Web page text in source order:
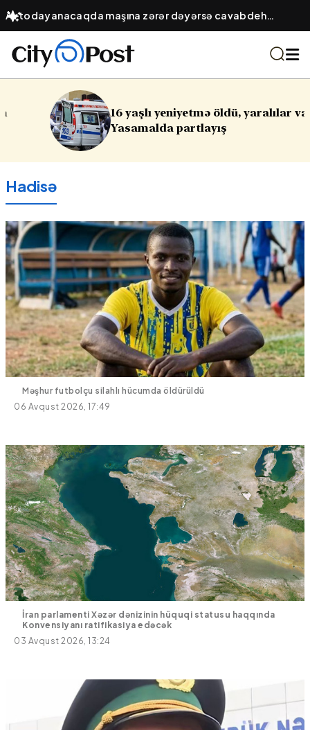
Kondisionerin filtrini təmizləməyəndə nə baş verir? –
Elektrik sərfiyyatının artması və hava keyfiyyəti
16 yaşlı yeniyetmə öldü, yaralılar var -
Yasamalda partlayış
Hadisə
Məşhur futbolçu silahlı hücumda öldürüldü
06 Avqust 2026, 17:49
İran parlamenti Xəzər dənizinin hüquqi statusu haqqında
Konvensiyanı ratifikasiya edəcək
03 Avqust 2026, 13:24